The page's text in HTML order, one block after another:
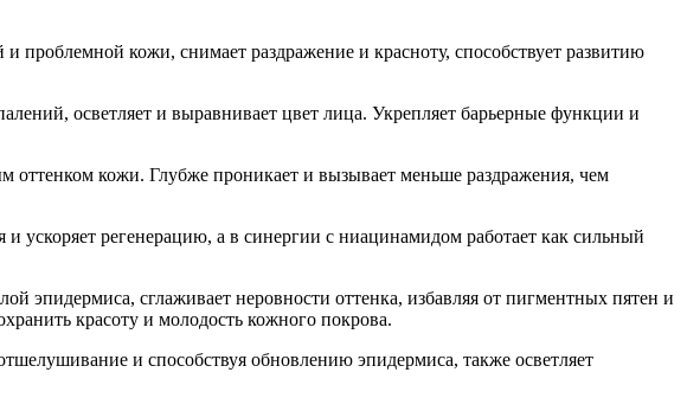
проблемной кожи, снимает раздражение и красноту, способствует развитию
осветляет и выравнивает цвет лица. Укрепляет барьерные функции и
кожи. Глубже проникает и вызывает меньше раздражения, чем
регенерацию, а в синергии с ниацинамидом работает как сильный
эпидермиса, сглаживает неровности оттенка, избавляя от пигментных пятен и
красоту и молодость кожного покрова.
и способствуя обновлению эпидермиса, также осветляет